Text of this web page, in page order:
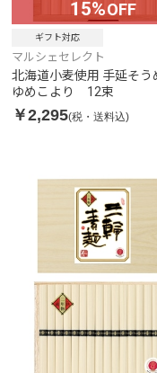
15%OFF
ギフト対応
マルシェセレクト
北海道小麦使用 手延そ
ゆめこより 12束
￥2,295(税・送料込)